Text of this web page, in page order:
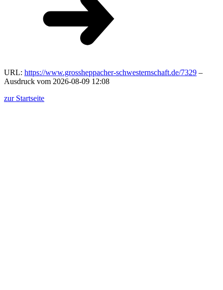
URL: https://www.grossheppacher-schwesternschaft.de/7329 –
Ausdruck vom 2026-08-09 12:08
zur Startseite